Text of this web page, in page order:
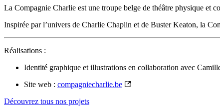
La Compagnie Charlie est une troupe belge de théâtre physique et
Inspirée par l’univers de Charlie Chaplin et de Buster Keaton, la
Réalisations :
Identité graphique et illustrations en collaboration avec
Site web : compagniecharlie.be
Découvrez tous nos projets